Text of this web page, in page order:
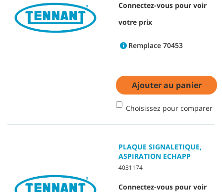
Connectez-vous pour voir
votre prix
Remplace 70453
Ajouter au panier
Choisissez pour comparer
PLAQUE SIGNALETIQUE,
ASPIRATION ECHAPP
4031174
Connectez-vous pour voir